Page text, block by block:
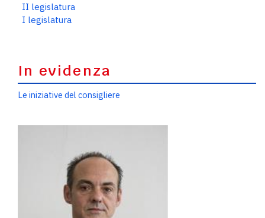
II legislatura
I legislatura
In evidenza
Le iniziative del consigliere